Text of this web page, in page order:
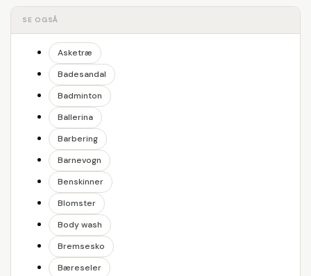
SE OGSÅ
Asketræ
Badesandal
Badminton
Ballerina
Barbering
Barnevogn
Benskinner
Blomster
Body wash
Bremsesko
Bæreseler